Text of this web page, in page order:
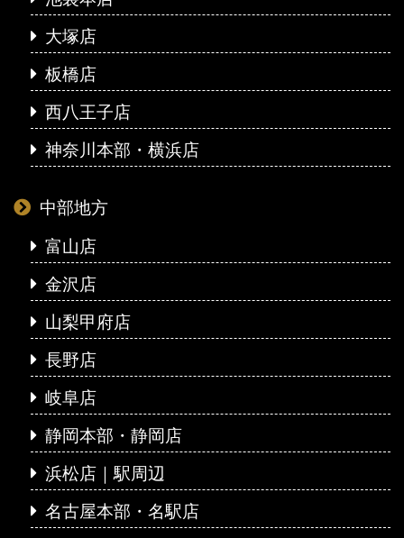
大塚店
板橋店
西八王子店
神奈川本部・横浜店
中部地方
富山店
金沢店
山梨甲府店
長野店
岐阜店
静岡本部・静岡店
浜松店｜駅周辺
名古屋本部・名駅店